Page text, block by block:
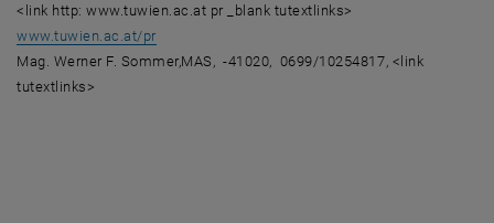
<link http: www.tuwien.ac.at pr _blank tutextlinks>
www.tuwien.ac.at/pr
Mag. Werner F. Sommer,MAS, -41020, 0699/10254817, <link
tutextlinks>